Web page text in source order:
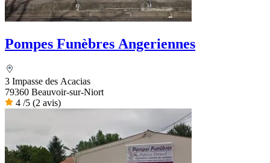
Pompes Funèbres Angeriennes
3 Impasse des Acacias
79360 Beauvoir-sur-Niort
4 /5 (2 avis)